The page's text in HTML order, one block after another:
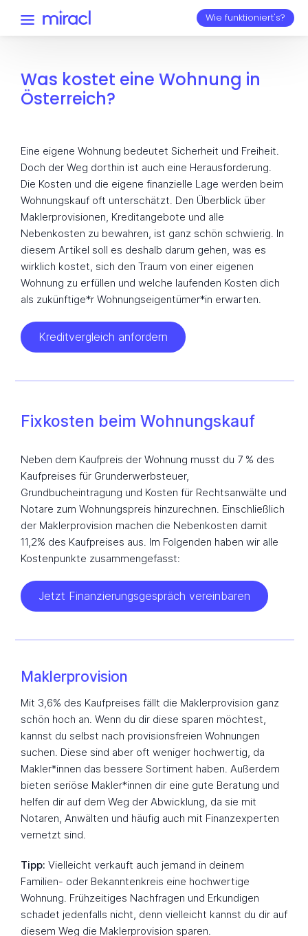
Wie funktioniert's?
Was kostet eine Wohnung in
Österreich?
Eine eigene Wohnung bedeutet Sicherheit und Freiheit.
Doch der Weg dorthin ist auch eine Herausforderung.
Die Kosten und die eigene finanzielle Lage werden beim
Wohnungskauf oft unterschätzt. Den Überblick über
Maklerprovisionen, Kreditangebote und alle
Nebenkosten zu bewahren, ist ganz schön schwierig. In
diesem Artikel soll es deshalb darum gehen, was es
wirklich kostet, sich den Traum von einer eigenen
Wohnung zu erfüllen und welche laufenden Kosten dich
als zukünftige*r Wohnungseigentümer*in erwarten.
Kreditvergleich anfordern
Fixkosten beim Wohnungskauf
Neben dem Kaufpreis der Wohnung musst du 7 % des
Kaufpreises für Grunderwerbsteuer,
Grundbucheintragung und Kosten für Rechtsanwälte und
Notare zum Wohnungspreis hinzurechnen. Einschließlich
der Maklerprovision machen die Nebenkosten damit
11,2% des Kaufpreises aus. Im Folgenden haben wir alle
Kostenpunkte zusammengefasst:
Jetzt Finanzierungsgespräch vereinbaren
Maklerprovision
Mit 3,6% des Kaufpreises fällt die Maklerprovision ganz
schön hoch an. Wenn du dir diese sparen möchtest,
kannst du selbst nach provisionsfreien Wohnungen
suchen. Diese sind aber oft weniger hochwertig, da
Makler*innen das bessere Sortiment haben. Außerdem
bieten seriöse Makler*innen dir eine gute Beratung und
helfen dir auf dem Weg der Abwicklung, da sie mit
Notaren, Anwälten und häufig auch mit Finanzexperten
vernetzt sind.
Tipp: Vielleicht verkauft auch jemand in deinem
Familien- oder Bekanntenkreis eine hochwertige
Wohnung. Frühzeitiges Nachfragen und Erkundigen
schadet jedenfalls nicht, denn vielleicht kannst du dir auf
diesem Weg die Maklerprovision sparen.